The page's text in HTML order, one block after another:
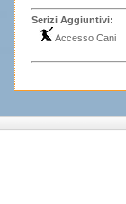
Serizi Aggiuntivi:
Accesso Cani